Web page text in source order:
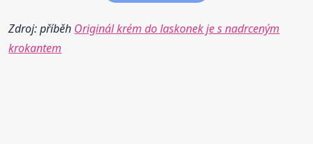
Zdroj: příběh Originál krém do laskonek je s nadrceným
krokantem